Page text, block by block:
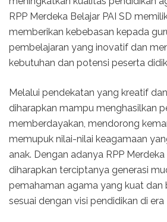
RPP Merdeka Belajar PAI SD
memberikan kebebasan kepada
pembelajaran yang inovatif dan
kebutuhan dan potensi peserta
Melalui pendekatan yang kreatif dan
diharapkan mampu menghasilkan
memberdayakan, mendorong
memupuk nilai-nilai keagamaan
anak. Dengan adanya RPP Merdeka
diharapkan terciptanya generasi
pemahaman agama yang kuat dan
sesuai dengan visi pendidikan di era